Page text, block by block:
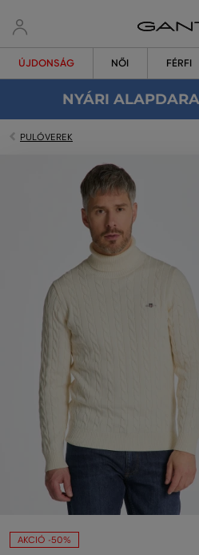
ÚJDONSÁG NŐI FÉRFI
NYÁRI
PULÓVEREK
AKCIÓ -50%